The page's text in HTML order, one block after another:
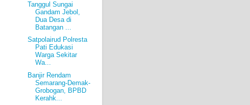
Tanggul Sungai
Gandam Jebol,
Dua Desa di
Batangan ...
Satpolairud Polresta
Pati Edukasi
Warga Sekitar
Wa...
Banjir Rendam
Semarang-Demak-
Grobogan, BPBD
Kerahk...